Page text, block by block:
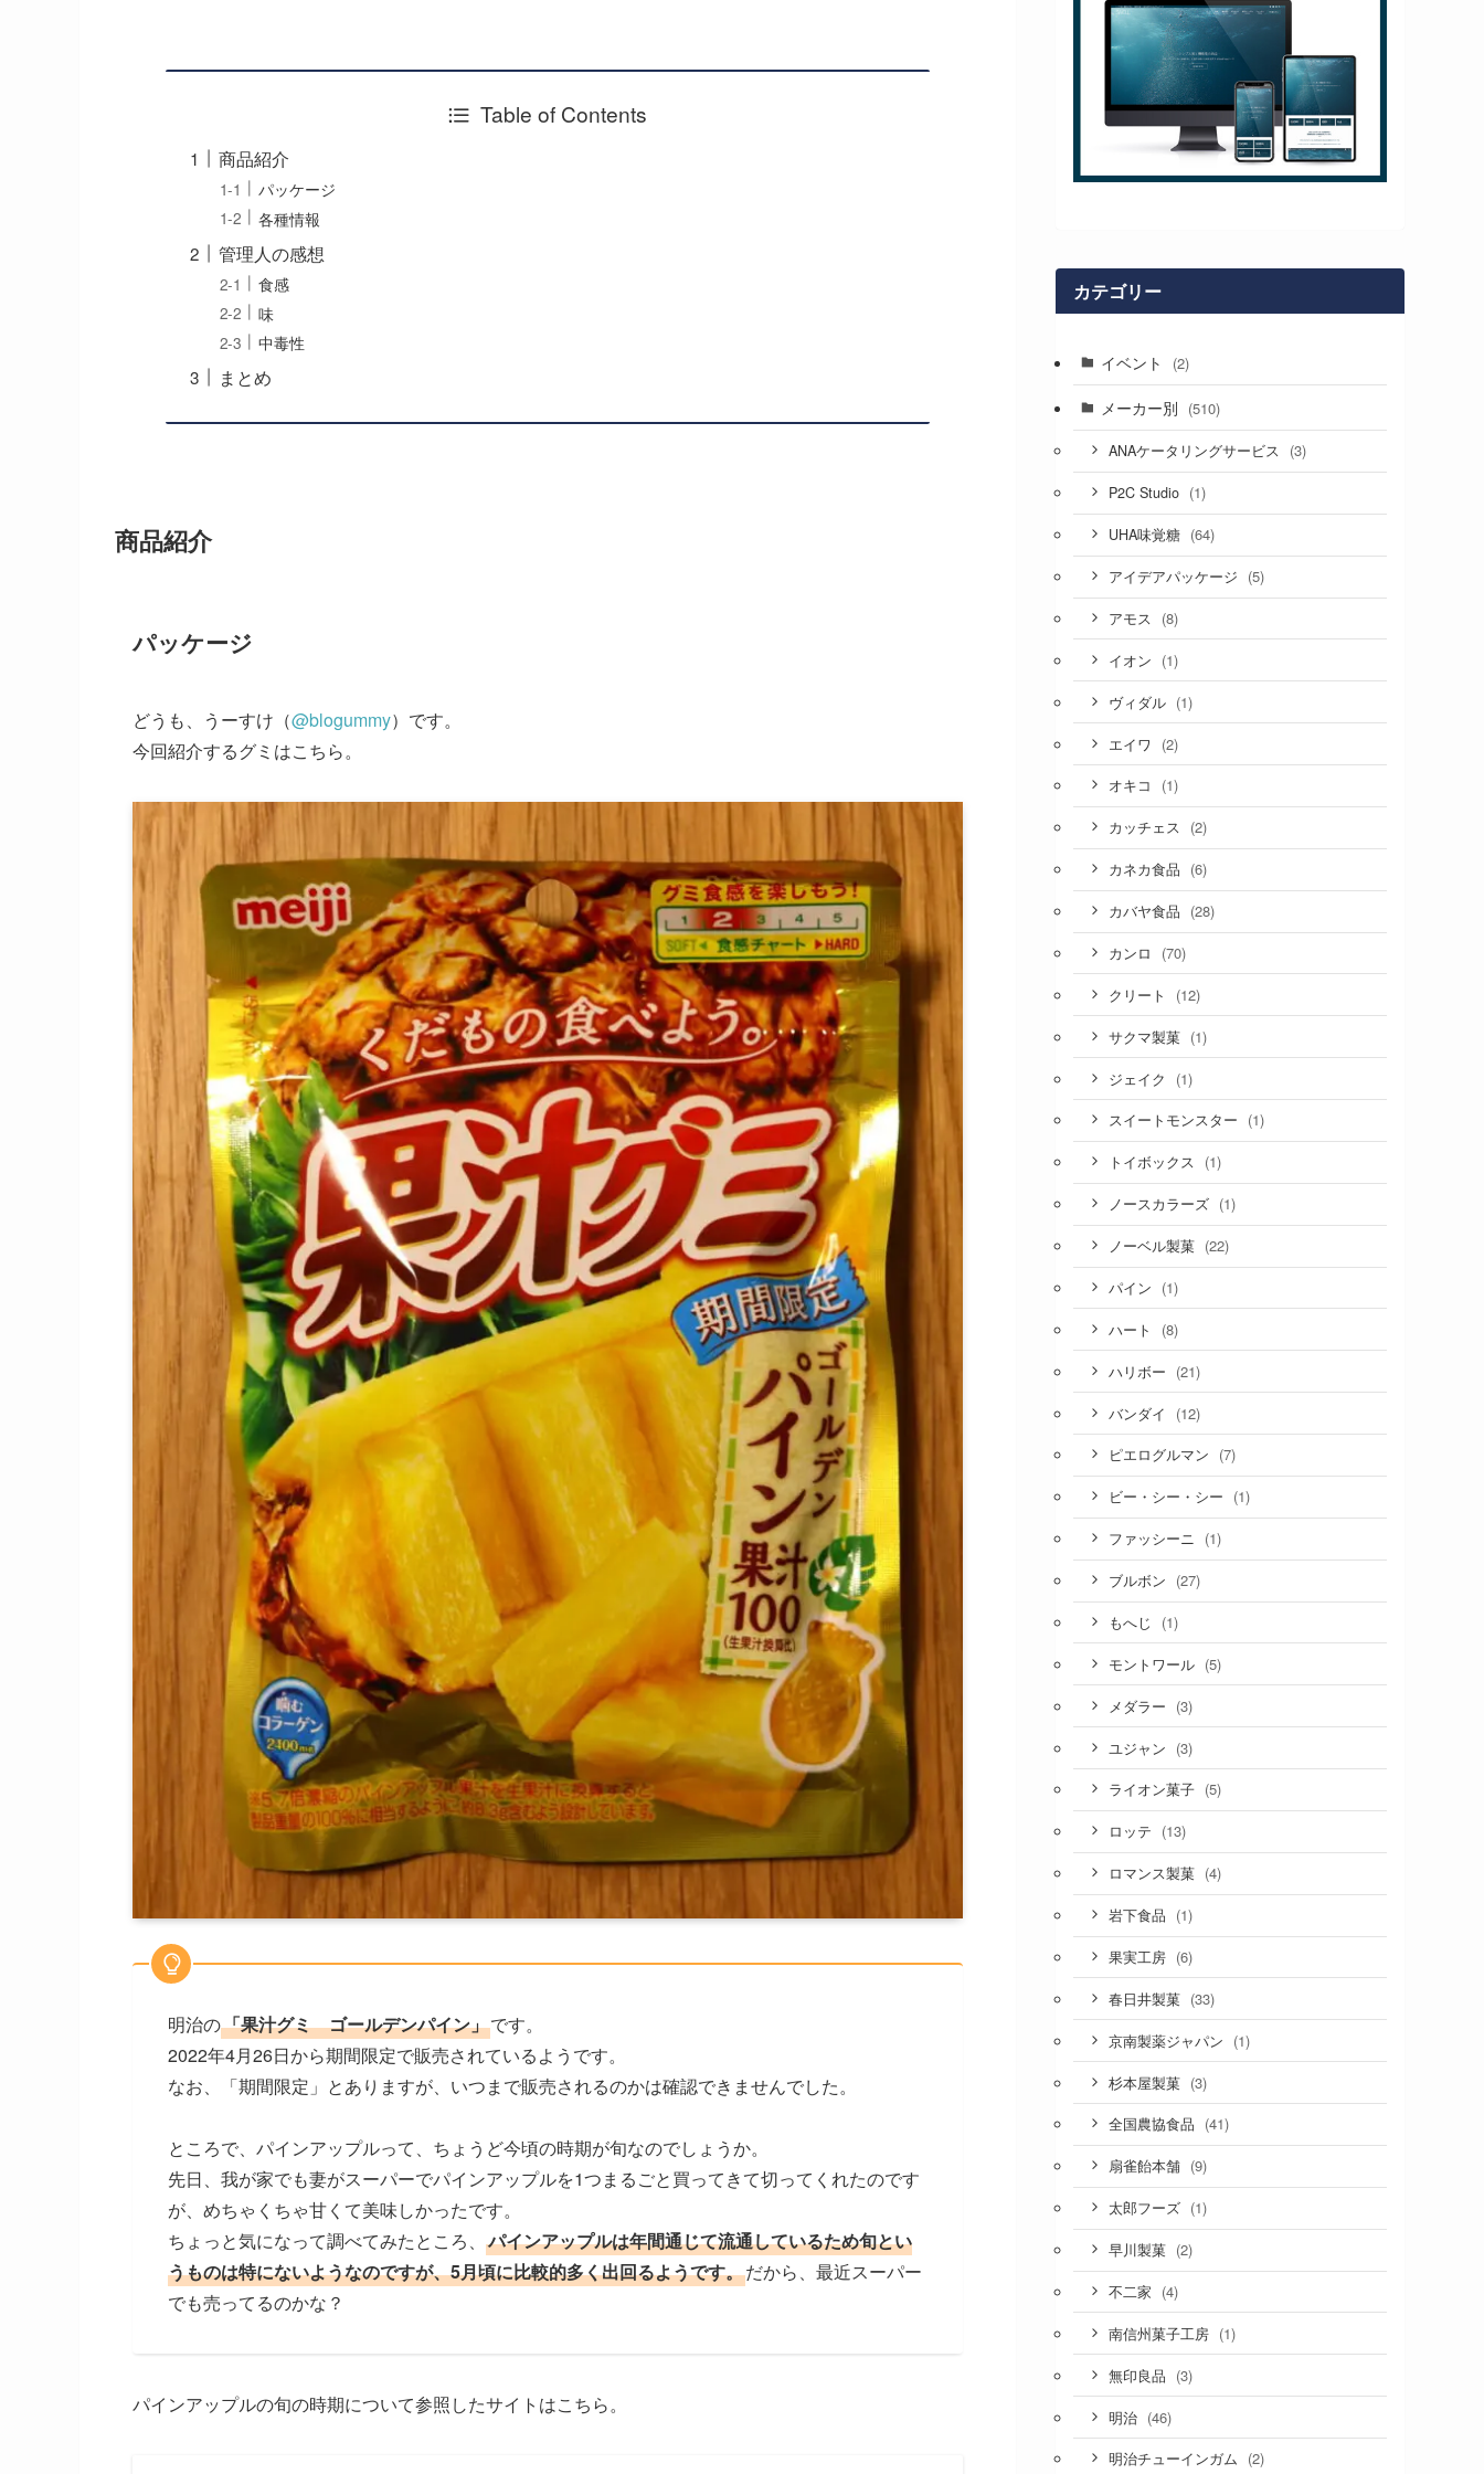
Table of Contents
商品紹介
パッケージ
各種情報
管理人の感想
食感
味
中毒性
まとめ
商品紹介
パッケージ
どうも、うーすけ（@blogummy）です。
今回紹介するグミはこちら。
明治の「果汁グミ ゴールデンパイン」です。
2022年4月26日から期間限定で販売されているようです。
なお、「期間限定」とありますが、いつまで販売されるのかは確認できませんでした。
ところで、パインアップルって、ちょうど今頃の時期が旬なのでしょうか。
先日、我が家でも妻がスーパーでパインアップルを1つまるごと買ってきて切ってくれたのです
が、めちゃくちゃ甘くて美味しかったです。
ちょっと気になって調べてみたところ、 パインアップルは年間通じて流通しているため旬とい
うものは特にないようなのですが、5月頃に比較的多く出回るようです。だから、最近スーパー
でも売ってるのかな？
パインアップルの旬の時期について参照したサイトはこちら。
カテゴリー
イベント (2)
メーカー別 (510)
ANAケータリングサービス (3)
P2C Studio (1)
UHA味覚糖 (64)
アイデアパッケージ (5)
アモス (8)
イオン (1)
ヴィダル (1)
エイワ (2)
オキコ (1)
カッチェス (2)
カネカ食品 (6)
カバヤ食品 (28)
カンロ (70)
クリート (12)
サクマ製菓 (1)
ジェイク (1)
スイートモンスター (1)
トイボックス (1)
ノースカラーズ (1)
ノーベル製菓 (22)
パイン (1)
ハート (8)
ハリボー (21)
バンダイ (12)
ピエログルマン (7)
ビー・シー・シー (1)
ファッシーニ (1)
ブルボン (27)
もへじ (1)
モントワール (5)
メダラー (3)
ユジャン (3)
ライオン菓子 (5)
ロッテ (13)
ロマンス製菓 (4)
岩下食品 (1)
果実工房 (6)
春日井製菓 (33)
京南製薬ジャパン (1)
杉本屋製菓 (3)
全国農協食品 (41)
扇雀飴本舗 (9)
太郎フーズ (1)
早川製菓 (2)
不二家 (4)
南信州菓子工房 (1)
無印良品 (3)
明治 (46)
明治チューインガム (2)